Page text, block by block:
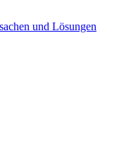
und Lösungen